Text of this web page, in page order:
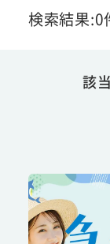
検索結果:0
該